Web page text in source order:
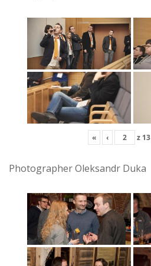
« ‹ z 13
Photographer Oleksandr Duka